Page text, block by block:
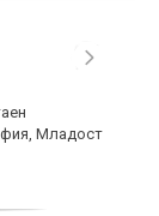
Младост